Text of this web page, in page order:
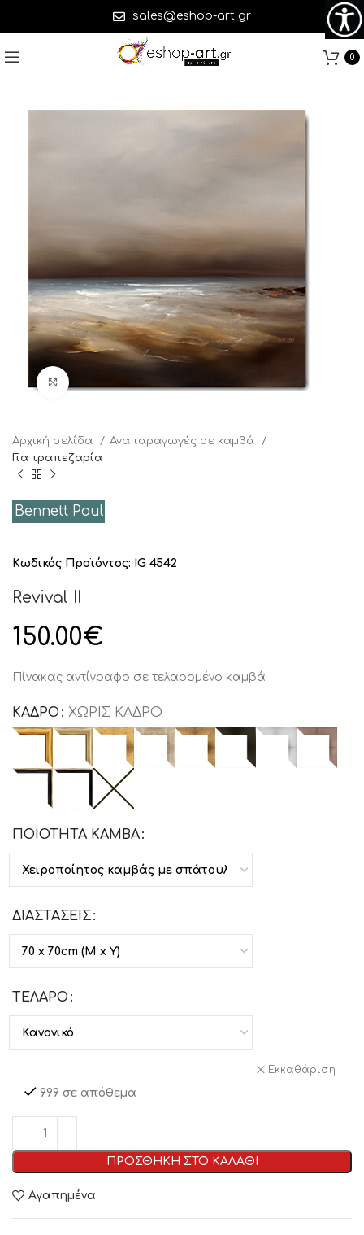
sales@eshop-art.gr
0
Αρχική σελίδα
Αναπαραγωγές σε καμβά
Για τραπεζαρία
Bennett Paul
Κωδικός Προϊόντος: IG 4542
Revival II
150.00€
Πίνακας αντίγραφο σε τελαρομένο καμβά
ΚΑΔΡΟ ΧΩΡΙΣ ΚΑΔΡΟ
ΠΟΙΟΤΗΤΑ ΚΑΜΒΑ
ΔΙΑΣΤΑΣΕΙΣ
ΤΕΛΑΡΟ
Εκκαθάριση
999 σε απόθεμα
ΠΡΟΣΘΗΚΗ ΣΤΟ ΚΑΛΑΘΙ
Αγαπημένα